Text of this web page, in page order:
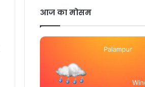
आज का मोसम
Palampur